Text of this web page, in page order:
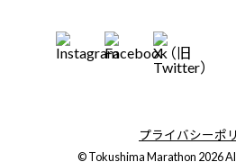
プライバシーポ
© Tokushima Marathon 2026